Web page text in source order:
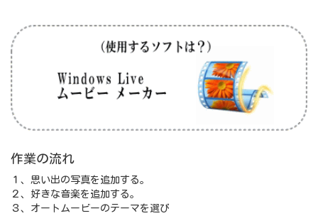
作業の流れ
１、思い出の写真を追加する。
２、好きな音楽を追加する。
３、オートムービーのテーマを選び